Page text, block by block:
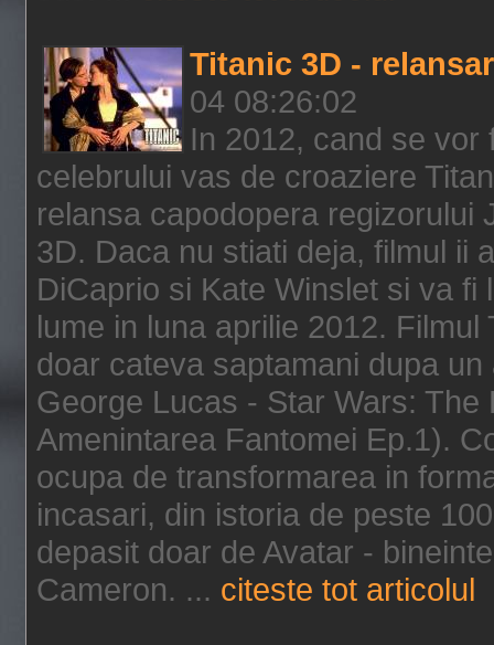
Titanic 3D -
04 08:26:02
In 2012, cand se
celebrului vas de croaziere
relansa capodopera regizorului
3D. Daca nu stiati deja, filmul ii
DiCaprio si Kate Winslet si va
lume in luna aprilie 2012.
doar cateva saptamani dupa
George Lucas - Star Wars:
Amenintarea Fantomei Ep.1).
ocupa de transformarea in
incasari, din istoria de peste
depasit doar de Avatar -
Cameron. ... citeste tot articolul